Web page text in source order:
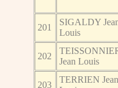
201
SIGALDY
Louis
202
Jean Louis
203
TERRIEN Jean